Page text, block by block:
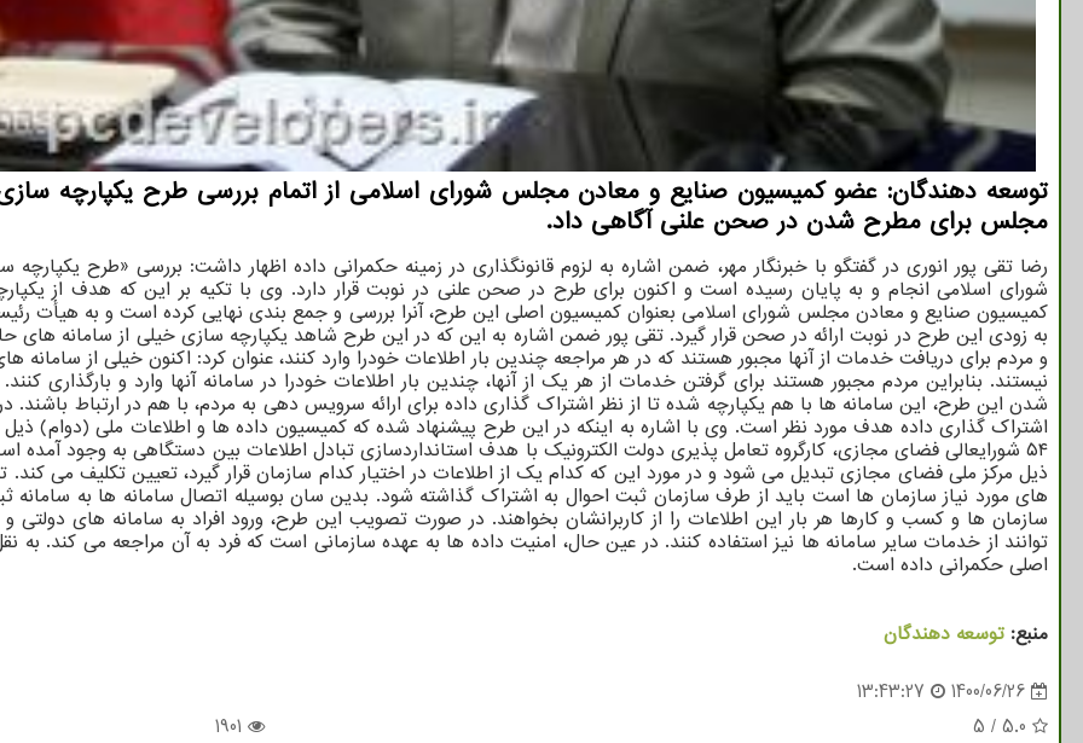
توسعه دهندگان: عضو کمیسیون صنایع و معادن مجلس شورای اسلامی از اتمام بررسی طرح یکپارچه
مجلس برای مطرح شدن در صحن علنی آگاهی داد.
رضا تقی پور انوری در گفتگو با خبرنگار مهر، ضمن اشاره به لزوم قانونگذاری در زمینه حکمرانی داده اظهار داشت: بررسی «طرح
شورای اسلامی انجام و به پایان رسیده است و اکنون برای طرح در صحن علنی در نوبت قرار دارد. وی با تکیه بر این که هدف از
کمیسیون صنایع و معادن مجلس شورای اسلامی بعنوان کمیسیون اصلی این طرح، آنرا بررسی و جمع بندی نهایی کرده است و به هیأت
به زودی این طرح در نوبت ارائه در صحن قرار گیرد. تقی پور ضمن اشاره به این که در این طرح شاهد یکپارچه سازی خیلی از سامانه های
و مردم برای دریافت خدمات از آنها مجبور هستند که در هر مراجعه چندین بار اطلاعات خودرا وارد کنند، عنوان کرد: اکنون خیلی از
نیستند. بنابراین مردم مجبور هستند برای گرفتن خدمات از هر یک از آنها، چندین بار اطلاعات خودرا در سامانه آنها وارد و
شدن این طرح، این سامانه ها با هم یکپارچه شده تا از نظر اشتراک گذاری داده برای ارائه سرویس دهی به مردم، با هم در ارتباط
اشتراک گذاری داده هدف مورد نظر است. وی با اشاره به اینکه در این طرح پیشنهاد شده که کمیسیون داده ها و اطلاعات ملی (دوام)
۵۴ شورایعالی فضای مجازی، کارگروه تعامل پذیری دولت الکترونیک با هدف استانداردسازی تبادل اطلاعات بین دستگاهی به وجود
ذیل مرکز ملی فضای مجازی تبدیل می شود و در مورد این که کدام یک از اطلاعات در اختیار کدام سازمان قرار گیرد، تعیین تکلیف می
های مورد نیاز سازمان ها است باید از طرف سازمان ثبت احوال به اشتراک گذاشته شود. بدین سان بوسیله اتصال سامانه ها به سامانه
سازمان ها و کسب و کارها هر بار این اطلاعات را از کاربرانشان بخواهند. در صورت تصویب این طرح، ورود افراد به سامانه های
توانند از خدمات سایر سامانه ها نیز استفاده کنند. در عین حال، امنیت داده ها به عهده سازمانی است که فرد به آن مراجعه می کند.
اصلی حکمرانی داده است.
منبع: توسعه دهندگان
1400/06/26
13:43:27
5.0
/
5
1901